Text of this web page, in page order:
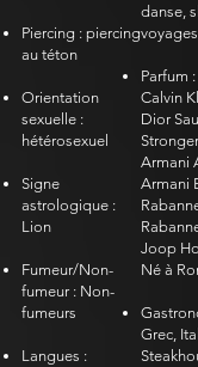
Piercing : piercing
au téton
Orientation
sexuelle :
hétérosexuel
Signe
astrologique :
Lion
Fumeur/Non-
fumeur : Non-
fumeurs
Langues :
danse,
voyages
Parfum
Calvin
Dior
Armani
Armani
Joop
Né à
Grec,